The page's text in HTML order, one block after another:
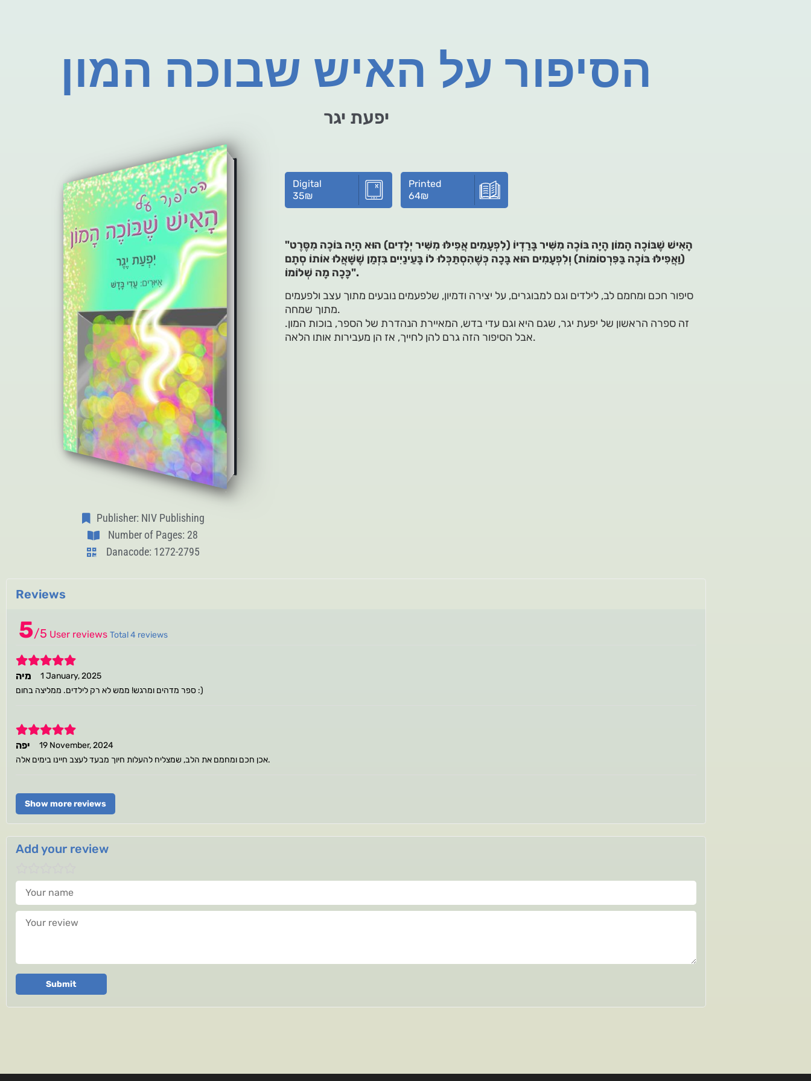
הסיפור על האיש שבוכה המון
יפעת יגר
Publisher: NIV Publishing
Number of Pages: 28
Danacode: 1272-2795
Digital
35₪
Printed
64₪
"הָאִישׁ שֶׁבּוֹכֶה הָמוֹן הָיָה בּוֹכֶה מִשִּׁיר בָּרַדְיוֹ (לִפְעָמִים אֲפִילּוּ מִשִּׁיר יְלָדִים) הוּא הָיָה בּוֹכֶה מִסֶּרֶט
(וַאֲפִילּוּ בּוֹכֶה בַּפִּרְסוֹמוֹת) וְלִפְעָמִים הוּא בָּכָה כְּשֶׁהִסְתַּכְּלוּ לוֹ בָּעֵינַיִים בִּזְמַן שֶׁשָּׁאֲלוּ אוֹתוֹ סְתָם
כָּכָה מָה שְׁלוֹמוֹ".
סיפור חכם ומחמם לב, לילדים וגם למבוגרים, על יצירה ודמיון, שלפעמים נובעים מתוך עצב ולפעמים
מתוך שמחה.
זה ספרה הראשון של יפעת יגר, שגם היא וגם עדי בדש, המאיירת הנהדרת של הספר, בוכות המון.
אבל הסיפור הזה גרם להן לחייך, אז הן מעבירות אותו הלאה.
Reviews
5/5 User reviews Total 4 reviews
5
מיה
1 January, 2025
ספר מדהים ומרגש! ממש לא רק לילדים. ממליצה בחום :)
5
יפה
19 November, 2024
אכן חכם ומחמם את הלב, שמצליח להעלות חיוך מבעד לעצב חיינו בימים אלה.
Show more reviews
Add your review
Your name
Your review
Submit